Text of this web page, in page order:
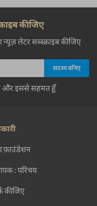
कीजिए
न्यूज़ लेटर सब्स्क्राइब कीजिए
और इससे सहमत हूँ
फ़ाउंडेशन
: परिचय
कीजिए